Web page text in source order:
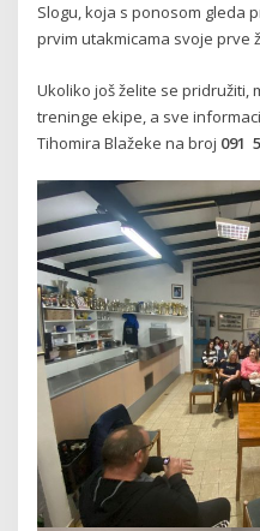
Slogu, koja s ponosom gleda
prvim utakmicama svoje prve
Ukoliko još želite se pridružiti,
treninge ekipe, a sve
Tihomira Blažeke na broj 091